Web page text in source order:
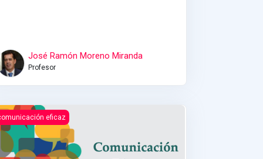
José Ramón Moreno Miranda
Profesor
efectiva
eficaz